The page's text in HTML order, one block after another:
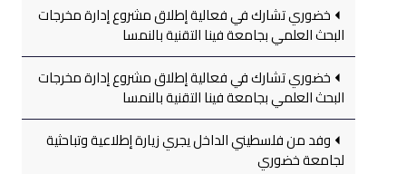
خضوري تشارك في فعالية إطلاق مشروع إدارة مخرجات
البحث العلمي بجامعة فينا التقنية بالنمسا
خضوري تشارك في فعالية إطلاق مشروع إدارة مخرجات
البحث العلمي بجامعة فينا التقنية بالنمسا
وفد من فلسطيني الداخل يجري زيارة إطلاعية وتباحثية
لجامعة خضوري